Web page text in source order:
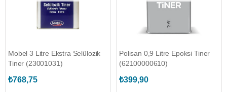
Mobel 3 Litre Ekstra Selülozik
Tiner (23001031)
₺768,75
Polisan 0,9 Litre Epoksi Tiner
(62100000610)
₺399,90